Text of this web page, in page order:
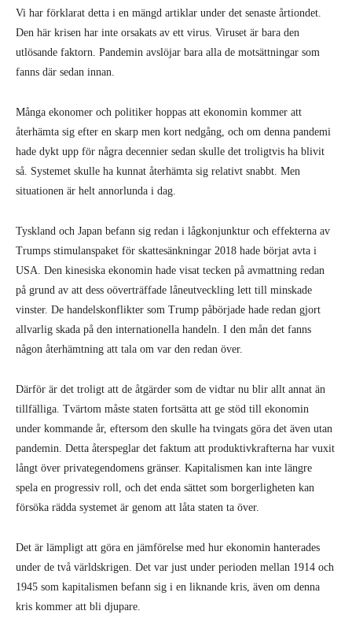
Vi har förklarat detta i en mängd artiklar under det senaste årtiondet.
Den här krisen har inte orsakats av ett virus. Viruset är bara den
utlösande faktorn. Pandemin avslöjar bara alla de motsättningar som
fanns där sedan innan.
Många ekonomer och politiker hoppas att ekonomin kommer att
återhämta sig efter en skarp men kort nedgång, och om denna pandemi
hade dykt upp för några decennier sedan skulle det troligtvis ha blivit
så. Systemet skulle ha kunnat återhämta sig relativt snabbt. Men
situationen är helt annorlunda i dag.
Tyskland och Japan befann sig redan i lågkonjunktur och effekterna av
Trumps stimulanspaket för skattesänkningar 2018 hade börjat avta i
USA. Den kinesiska ekonomin hade visat tecken på avmattning redan
på grund av att dess oöverträffade låneutveckling lett till minskade
vinster. De handelskonflikter som Trump påbörjade hade redan gjort
allvarlig skada på den internationella handeln. I den mån det fanns
någon återhämtning att tala om var den redan över.
Därför är det troligt att de åtgärder som de vidtar nu blir allt annat än
tillfälliga. Tvärtom måste staten fortsätta att ge stöd till ekonomin
under kommande år, eftersom den skulle ha tvingats göra det även utan
pandemin. Detta återspeglar det faktum att produktivkrafterna har vuxit
långt över privategendomens gränser. Kapitalismen kan inte längre
spela en progressiv roll, och det enda sättet som borgerligheten kan
försöka rädda systemet är genom att låta staten ta över.
Det är lämpligt att göra en jämförelse med hur ekonomin hanterades
under de två världskrigen. Det var just under perioden mellan 1914 och
1945 som kapitalismen befann sig i en liknande kris, även om denna
kris kommer att bli djupare.